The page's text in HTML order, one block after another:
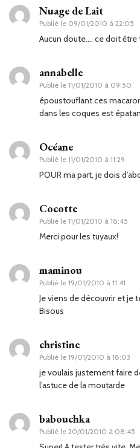
Nuage de Lait
Publié le 09/01/2010 à 22:05
Aucun doute…. ce doit être
annabelle
Publié le 11/01/2010 à 09:50
époustouflant ces
dans les coques est
Océane
Publié le 11/01/2010 à 11:29
POUR ma part, je dois
Cocotte
Publié le 11/01/2010 à 18:45
Merci pour les tuyaux!
maminou
Publié le 19/01/2010 à 11:41
Je viens de découvrir et je
Bisous
christine
Publié le 19/01/2010 à 18:03
je voulais justement faire
l’astuce de la moutarde
babouchka
Publié le 20/01/2010 à 08:45